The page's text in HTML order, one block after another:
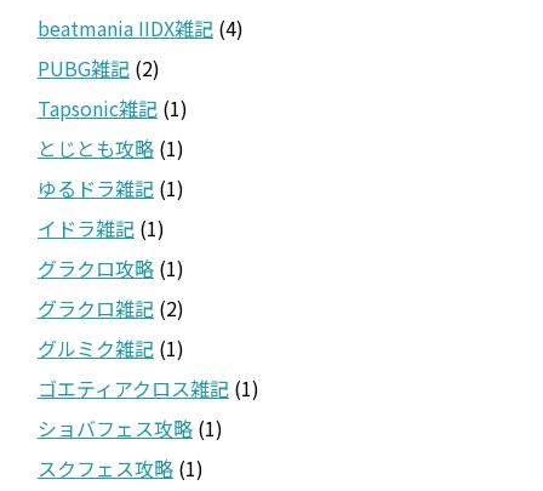
beatmania IIDX雑記 (4)
PUBG雑記 (2)
Tapsonic雑記 (1)
とじとも攻略 (1)
ゆるドラ雑記 (1)
イドラ雑記 (1)
グラクロ攻略 (1)
グラクロ雑記 (2)
グルミク雑記 (1)
ゴエティアクロス雑記 (1)
ショバフェス攻略 (1)
スクフェス攻略 (1)